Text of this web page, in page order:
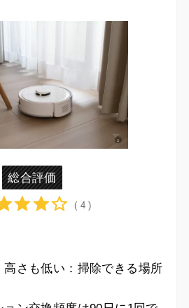
総合評価
( 4 )
高さも低い：掃除できる場所